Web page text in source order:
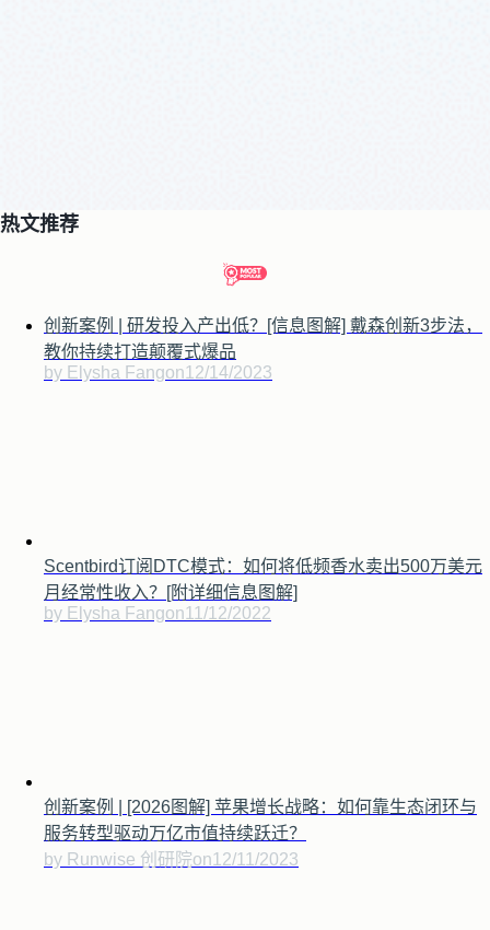
热文推荐
创新案例 | 研发投入产出低？[信息图解] 戴森创新3步法，
教你持续打造颠覆式爆品
by Elysha Fangon12/14/2023
Scentbird订阅DTC模式：如何将低频香水卖出500万美元
月经常性收入？[附详细信息图解]
by Elysha Fangon11/12/2022
创新案例 | [2026图解] 苹果增长战略：如何靠生态闭环与
服务转型驱动万亿市值持续跃迁？
by Runwise 创研院on12/11/2023